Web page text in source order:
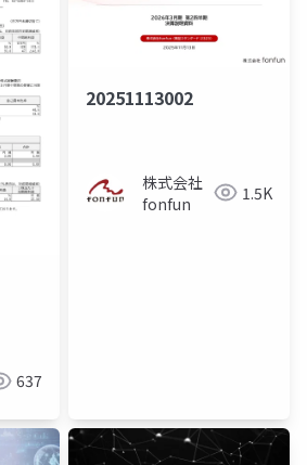
637
20251113002
株式会社
fonfun
1.5K